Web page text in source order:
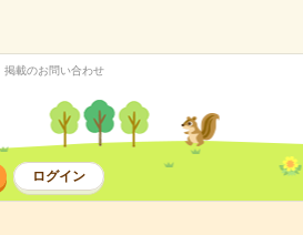
掲載のお問い合わせ
ログイン